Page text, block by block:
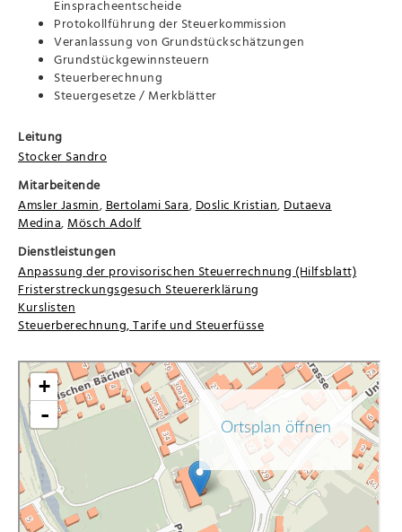
Einspracheentscheide
Protokollführung der Steuerkommission
Veranlassung von Grundstückschätzungen
Grundstückgewinnsteuern
Steuerberechnung
Steuergesetze / Merkblätter
Leitung
Stocker Sandro
Mitarbeitende
Amsler Jasmin, Bertolami Sara, Doslic Kristian, Dutaeva
Medina, Mösch Adolf
Dienstleistungen
Anpassung der provisorischen Steuerrechnung (Hilfsblatt)
Fristerstreckungsgesuch Steuererklärung
Kurslisten
Steuerberechnung, Tarife und Steuerfüsse